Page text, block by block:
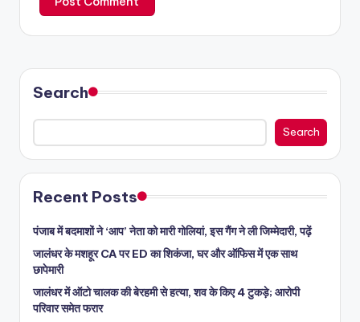
Search
Search
Recent Posts
पंजाब में बदमाशों ने ‘आप’ नेता को मारी गोलियां, इस गैंग ने ली जिम्मेदारी, पढ़ें
जालंधर के मशहूर CA पर ED का शिकंजा, घर और ऑफिस में एक साथ
छापेमारी
जालंधर में ऑटो चालक की बेरहमी से हत्या, शव के किए 4 टुकड़े; आरोपी
परिवार समेत फरार